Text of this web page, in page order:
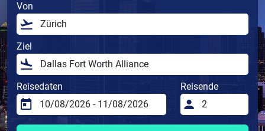
Von
Ziel
Reisedaten Reisende